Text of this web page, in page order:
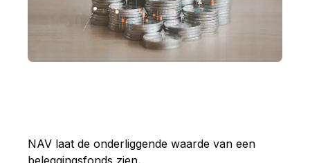
NAV laat de onderliggende waarde van een
beleggingsfonds zien.